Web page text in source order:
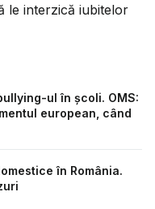
le interzică iubitelor
ul în școli. OMS:
european, când
în România.